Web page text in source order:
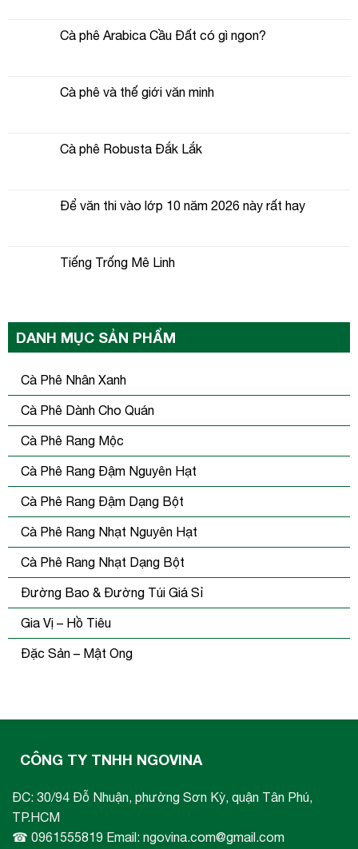
Cà phê Arabica Cầu Đất có gì ngon?
Cà phê và thế giới văn minh
Cà phê Robusta Đắk Lắk
Để văn thi vào lớp 10 năm 2026 này rất hay
Tiếng Trống Mê Linh
DANH MỤC SẢN PHẨM
Cà Phê Nhân Xanh
Cà Phê Dành Cho Quán
Cà Phê Rang Mộc
Cà Phê Rang Đậm Nguyên Hạt
Cà Phê Rang Đậm Dạng Bột
Cà Phê Rang Nhạt Nguyên Hạt
Cà Phê Rang Nhạt Dạng Bột
Đường Bao & Đường Túi Giá Sỉ
Gia Vị – Hồ Tiêu
Đặc Sản – Mật Ong
CÔNG TY TNHH NGOVINA
ĐC: 30/94 Đỗ Nhuận, phường Sơn Kỳ, quận Tân Phú,
TP.HCM
☎ 0961555819 Email: ngovina.com@gmail.com